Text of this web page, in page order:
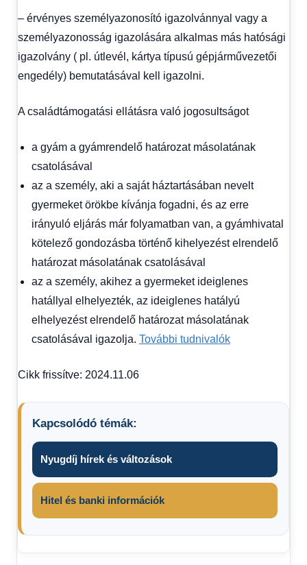
– érvényes személyazonosító igazolvánnyal vagy a
személyazonosság igazolására alkalmas más hatósági
igazolvány ( pl. útlevél, kártya típusú gépjárművezetői
engedély) bemutatásával kell igazolni.
A családtámogatási ellátásra való jogosultságot
a gyám a gyámrendelő határozat másolatának
csatolásával
az a személy, aki a saját háztartásában nevelt
gyermeket örökbe kívánja fogadni, és az erre
irányuló eljárás már folyamatban van, a gyámhivatal
kötelező gondozásba történő kihelyezést elrendelő
határozat másolatának csatolásával
az a személy, akihez a gyermeket ideiglenes
hatállyal elhelyezték, az ideiglenes hatályú
elhelyezést elrendelő határozat másolatának
csatolásával igazolja. További tudnivalók
Cikk frissítve: 2024.11.06
Kapcsolódó témák:
Nyugdíj hírek és változások
Hitel és banki információk